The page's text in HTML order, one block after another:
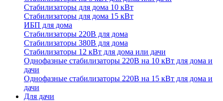
Стабилизаторы для дома 10 кВт
Стабилизаторы для дома 15 кВт
ИБП для дома
Стабилизаторы 220В для дома
Стабилизаторы 380В для дома
Стабилизаторы 12 кВт для дома или дачи
Однофазные стабилизаторы 220В на 10 кВт для дома и
дачи
Однофазные стабилизаторы 220В на 15 кВт для дома и
дачи
Для дачи